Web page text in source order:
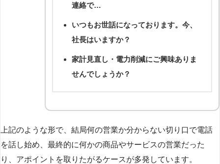
連絡で…
いつもお世話になっております。今、
社長はいますか？
家計見直し・電力削減にご興味ありま
せんでしょうか？
上記のような形で、結局何の営業か分からない切り口で電話
を話し始め、最終的に何かの商品やサービスの営業だった
り、アポイントを取りたがるケースが多発しています。